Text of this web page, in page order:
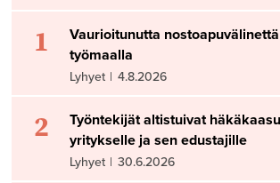
1
Vaurioitunutta
työmaalla
Lyhyet | 4.8.2026
2
Työntekijät altistuivat
yritykselle ja sen edustajille
Lyhyet | 30.6.2026